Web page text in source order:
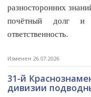
разносторонних
почётный долг и
ответственность.
Изменен 26.07.2026
31-й
дивизии